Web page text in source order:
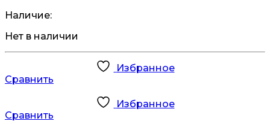
Наличие:
Нет в наличии
Избранное
Сравнить
Избранное
Сравнить